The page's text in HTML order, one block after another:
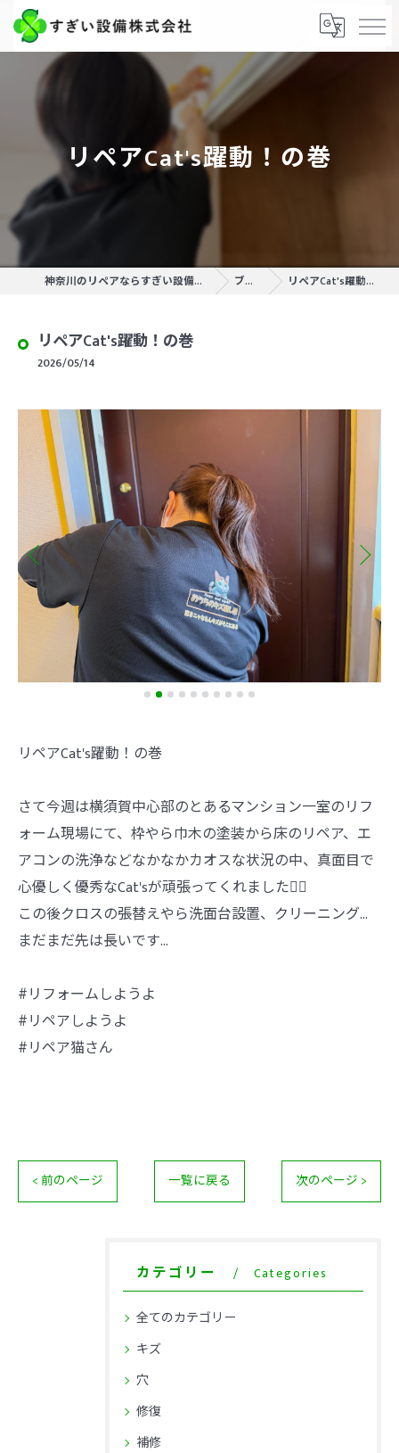
リペアCat's躍動！の巻
神奈川のリペアならすぎい設備株式会社 ブログ リペアCat's躍動！の巻
リペアCat's躍動！の巻
2026/05/14
リペアCat's躍動！の巻
さて今週は横須賀中心部のとあるマンション一室のリフ
ォーム現場にて、枠やら巾木の塗装から床のリペア、エ
アコンの洗浄などなかなかカオスな状況の中、真面目で
心優しく優秀なCat'sが頑張ってくれました🙂‍↔️
この後クロスの張替えやら洗面台設置、クリーニング…
まだまだ先は長いです…
#リフォームしようよ
#リペアしようよ
#リペア猫さん
< 前のページ 一覧に戻る 次のページ >
カテゴリー Categories
全てのカテゴリー
キズ
穴
修復
補修